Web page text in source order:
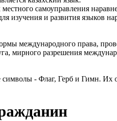
самоуправления
изучения и развития языков
международного права,
мирного разрешения
символы - Флаг, Герб и Гимн.